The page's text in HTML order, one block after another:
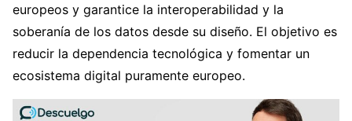
europeos y garantice la interoperabilidad y la
soberanía de los datos desde su diseño. El objetivo es
reducir la dependencia tecnológica y fomentar un
ecosistema digital puramente europeo.